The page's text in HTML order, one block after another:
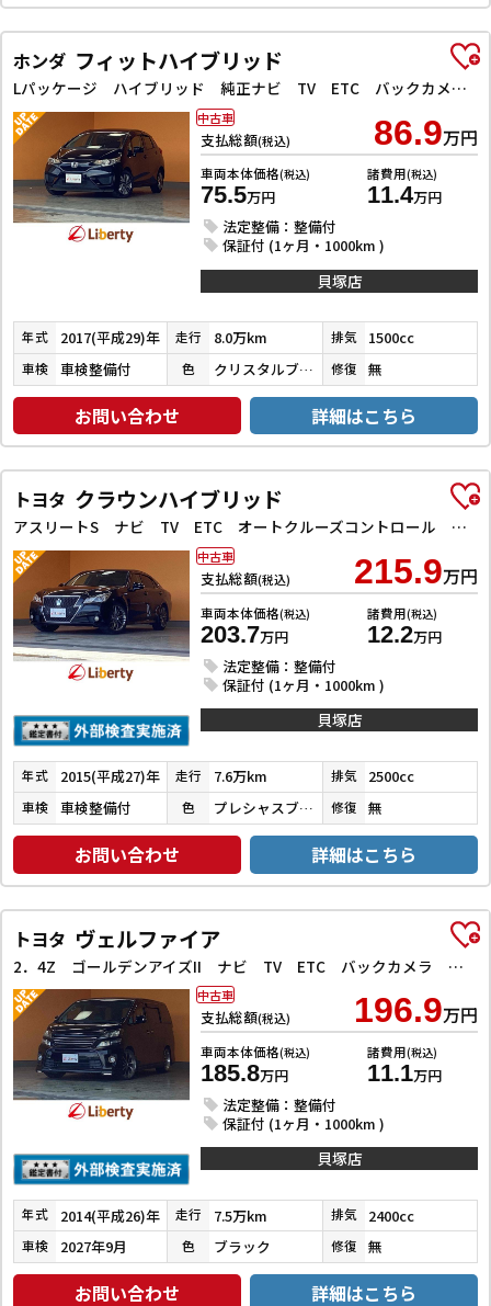
ホンダ フィットハイブリッド
Lパッケージ ハイブリッド 純正ナビ TV ETC バックカメラ オートクルーズコントロール 衝突被害軽減システム オートライト LEDヘッドランプ スマートキー 電動格納ミラー AT
支払総額(税込) 86.9万円
車両本体価格(税込)
75.5万円
諸費用(税込)
11.4万円
法定整備：整備付
保証付 (1ヶ月・1000km )
中古車
貝塚店
年式 2017(平成29)年 走行 8.0万km 排気 1500cc
車検 車検整備付 色 クリスタルブラックパール 修復 無
お問い合わせ 詳細はこちら
トヨタ クラウンハイブリッド
アスリートS ナビ TV ETC オートクルーズコントロール アルミホイール オートライト HID CVT シートヒーター スマートキー アイドリングストップ 電動格納ミラー
支払総額(税込) 215.9万円
車両本体価格(税込)
203.7万円
諸費用(税込)
12.2万円
法定整備：整備付
保証付 (1ヶ月・1000km )
中古車
貝塚店
年式 2015(平成27)年 走行 7.6万km 排気 2500cc
車検 車検整備付 色 プレシャスブラックパール 修復 無
お問い合わせ 詳細はこちら
トヨタ ヴェルファイア
2．4Z ゴールデンアイズII ナビ TV ETC バックカメラ クリアランスソナー オートクルーズコントロール 両側電動スライドドア オートライト HID 電動リアゲート スマートキー 電動格納ミラー 3列シート CVT
支払総額(税込) 196.9万円
車両本体価格(税込)
185.8万円
諸費用(税込)
11.1万円
法定整備：整備付
保証付 (1ヶ月・1000km )
中古車
貝塚店
年式 2014(平成26)年 走行 7.5万km 排気 2400cc
車検 2027年9月 色 ブラック 修復 無
お問い合わせ 詳細はこちら